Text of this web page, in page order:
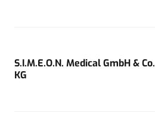
S.I.M.E.O.N. Medical GmbH & Co.
KG